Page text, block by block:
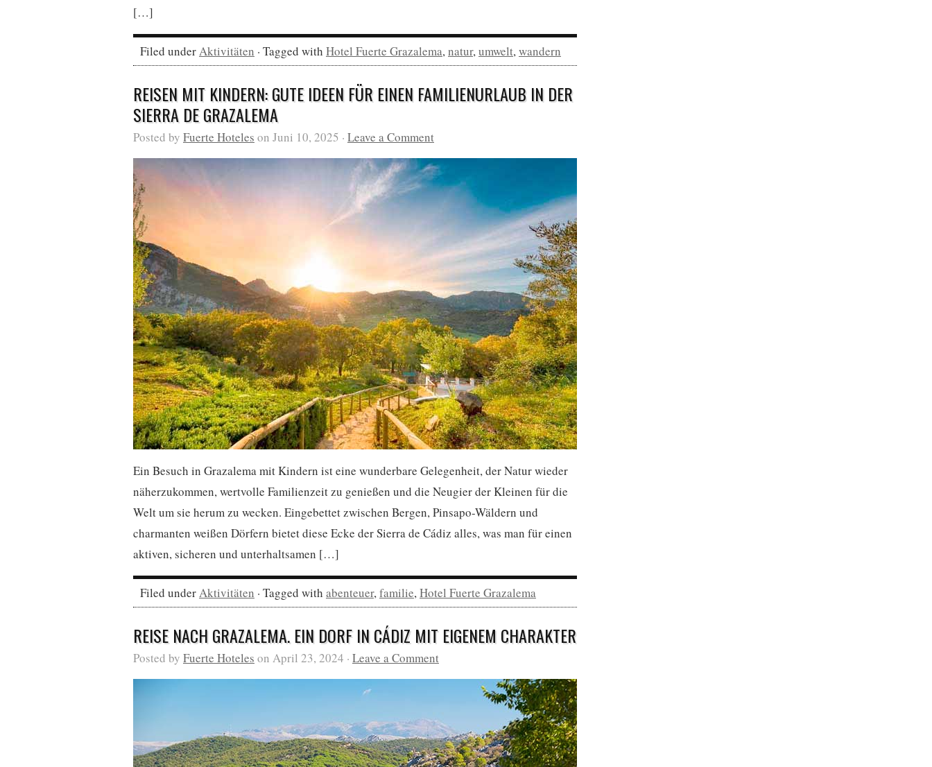
[…]
Filed underAktivitäten · Tagged with Hotel Fuerte Grazalema,natur,umwelt,wandern
REISEN MIT KINDERN: GUTE IDEEN FÜR EINEN FAMILIENURLAUB IN DER
SIERRA DE GRAZALEMA
Posted by Fuerte Hoteles on Juni 10, 2025 · Leave a Comment
Ein Besuch in Grazalema mit Kindern ist eine wunderbare Gelegenheit, der Natur wieder
näherzukommen, wertvolle Familienzeit zu genießen und die Neugier der Kleinen für die
Welt um sie herum zu wecken. Eingebettet zwischen Bergen, Pinsapo-Wäldern und
charmanten weißen Dörfern bietet diese Ecke der Sierra de Cádiz alles, was man für einen
aktiven, sicheren und unterhaltsamen […]
Filed underAktivitäten · Tagged with abenteuer,familie,Hotel Fuerte Grazalema
REISE NACH GRAZALEMA. EIN DORF IN CÁDIZ MIT EIGENEM CHARAKTER
Posted by Fuerte Hoteles on April 23, 2024 · Leave a Comment